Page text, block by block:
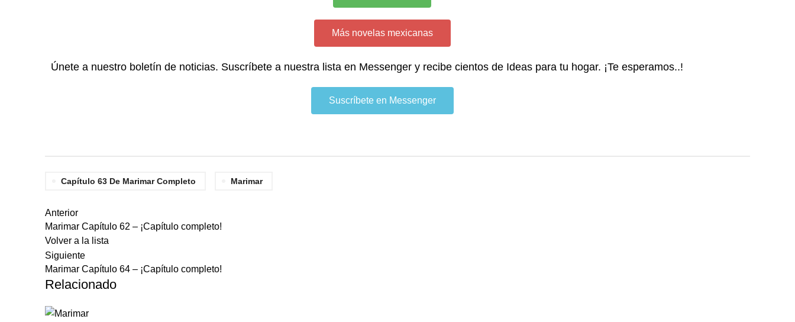
Más novelas mexicanas
Únete a nuestro boletín de noticias. Suscríbete a nuestra lista en Messenger y recibe cientos de Ideas para tu hogar. ¡Te esperamos..!
Suscríbete en Messenger
Capítulo 63 De Marimar Completo Marimar
Anterior
Marimar Capítulo 62 – ¡Capítulo completo!
Volver a la lista
Siguiente
Marimar Capítulo 64 – ¡Capítulo completo!
Relacionado